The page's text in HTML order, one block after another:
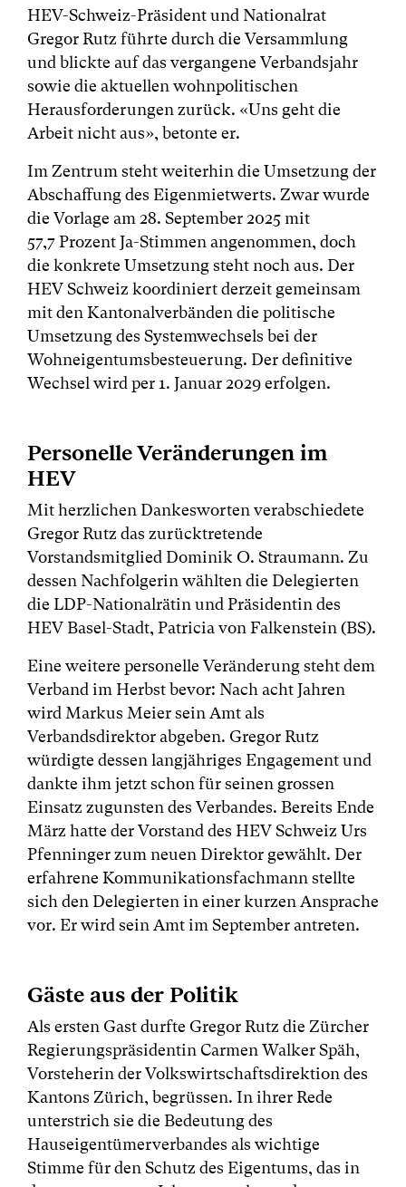
HEV-Schweiz-Präsident und Nationalrat
Gregor Rutz führte durch die Versammlung
und blickte auf das vergangene Verbandsjahr
sowie die aktuellen wohnpolitischen
Herausforderungen zurück. «Uns geht die
Arbeit nicht aus», betonte er.
Im Zentrum steht weiterhin die Umsetzung der
Abschaffung des Eigenmietwerts. Zwar wurde
die Vorlage am 28. September 2025 mit
57,7 Prozent Ja-Stimmen angenommen, doch
die konkrete Umsetzung steht noch aus. Der
HEV Schweiz koordiniert derzeit gemeinsam
mit den Kantonalverbänden die politische
Umsetzung des Systemwechsels bei der
Wohneigentumsbesteuerung. Der definitive
Wechsel wird per 1. Januar 2029 erfolgen.
Personelle Veränderungen im
HEV
Mit herzlichen Dankesworten verabschiedete
Gregor Rutz das zurücktretende
Vorstandsmitglied Dominik O. Straumann. Zu
dessen Nachfolgerin wählten die Delegierten
die LDP-Nationalrätin und Präsidentin des
HEV Basel-Stadt, Patricia von Falkenstein (BS).
Eine weitere personelle Veränderung steht dem
Verband im Herbst bevor: Nach acht Jahren
wird Markus Meier sein Amt als
Verbandsdirektor abgeben. Gregor Rutz
würdigte dessen langjähriges Engagement und
dankte ihm jetzt schon für seinen grossen
Einsatz zugunsten des Verbandes. Bereits Ende
März hatte der Vorstand des HEV Schweiz Urs
Pfenninger zum neuen Direktor gewählt. Der
erfahrene Kommunikationsfachmann stellte
sich den Delegierten in einer kurzen Ansprache
vor. Er wird sein Amt im September antreten.
Gäste aus der Politik
Als ersten Gast durfte Gregor Rutz die Zürcher
Regierungspräsidentin Carmen Walker Späh,
Vorsteherin der Volkswirtschaftsdirektion des
Kantons Zürich, begrüssen. In ihrer Rede
unterstrich sie die Bedeutung des
Hauseigentümerverbandes als wichtige
Stimme für den Schutz des Eigentums, das in